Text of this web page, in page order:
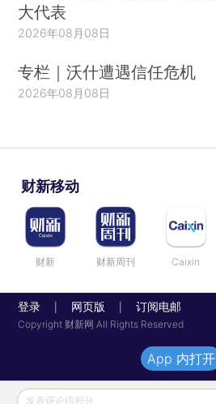
大代表
2026年08月08日
专栏｜沃什遭遇信任危机
2026年08月08日
财新移动
财新 财新周刊 Caixin
登录 网页版 订阅电邮
Copyright 财新网 All Rights Reserved
发表评论得积分
App 内打开